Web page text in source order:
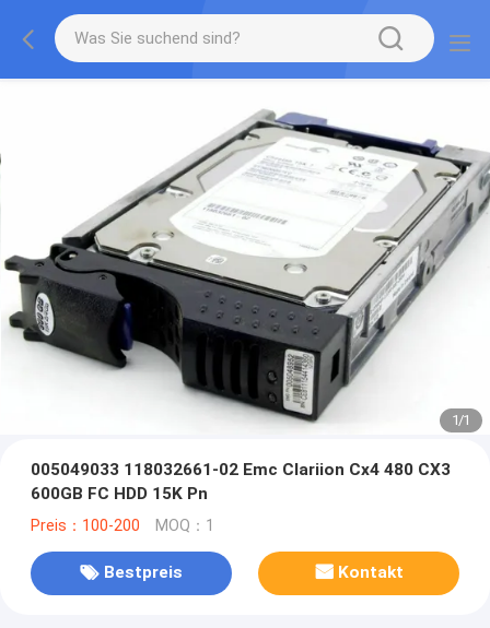
1/1
005049033 118032661-02 Emc Clariion Cx4 480 CX3
600GB FC HDD 15K Pn
Preis：100-200 MOQ：1
Bestpreis Kontakt